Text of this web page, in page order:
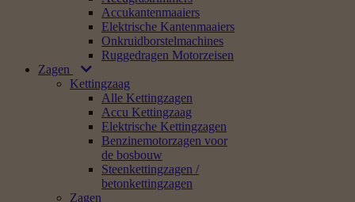
Accukantenmaaiers
Elektrische Kantenmaaiers
Onkruidborstelmachines
Ruggedragen Motorzeisen
Zagen
Kettingzaag
Alle Kettingzagen
Accu Kettingzaag
Elektrische Kettingzagen
Benzinemotorzagen voor
de bosbouw
Steenkettingzagen /
betonkettingzagen
Zagen